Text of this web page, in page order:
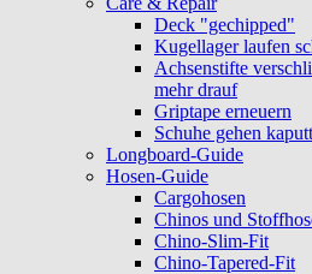
Deck "gechipped"
Kugellager laufen
Achsenstifte
mehr drauf
Griptape erneuern
Schuhe gehen kaputt
Longboard-Guide
Hosen-Guide
Cargohosen
Chinos und
Chino-Slim-Fit
Chino-Tapered-Fit